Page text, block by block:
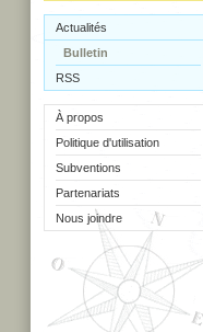
Actualités
Bulletin
RSS
À propos
Politique d'utilisation
Subventions
Partenariats
Nous joindre